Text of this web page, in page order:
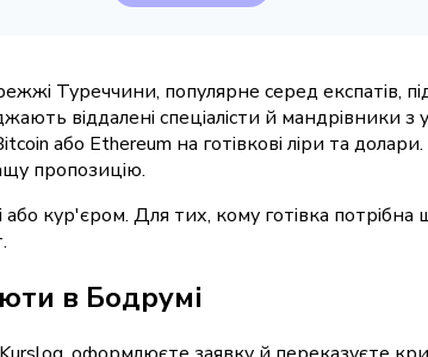
Туреччини, популярне серед експатів,
віддалені спеціалісти й мандрівники з
або Ethereum на готівкові ліри та
пропозицію.
кур'єром. Для тих, кому готівка
в Бодрумі